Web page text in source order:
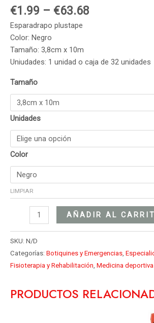
€1.99 – €63.68
Esparadrapo plustape
Color: Negro
Tamaño: 3,8cm x 10m
Uniudades: 1 unidad o caja de 32 unidades
Tamaño
Unidades
Color
LIMPIAR
AÑADIR AL
SKU: N/D
Categorías: Botiquines y Emergencias
Fisioterapia y Rehabilitación Medicina deportiva
PRODUCTOS